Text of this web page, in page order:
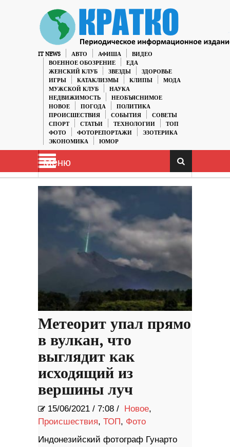
IT NEWS АВТО АФИША
ВИДЕО
ВОЕННОЕ ОБОЗРЕНИЕ
ЕДА
ЖЕНСКИЙ КЛУБ
ЗВЕЗДЫ
ЗДОРОВЬЕ
ИГРЫ
КАТАКЛИЗМЫ КЛИПЫ
МОДА
МУЖСКОЙ КЛУБ
НАУКА
НЕДВИЖИМОСТЬ
НЕОБЪЯСНИМОЕ
НОВОЕ
ПОГОДА
ПОЛИТИКА
ПРОИСШЕСТВИЯ
СОБЫТИЯ
СОВЕТЫ
СПОРТ
СТАТЬИ ТЕХНОЛОГИИ
ТОП
ФОТО
ФОТОРЕПОРТАЖИ
ЭЗОТЕРИКА
ЭКОНОМИКА
ЮМОР
Меню
Метеорит упал прямо
в вулкан, что
выглядит как
исходящий из
вершины луч
15/06/2021 / 7:08 / Новое,
Происшествия, ТОП, Фото
Индонезийский фотограф Гунарто